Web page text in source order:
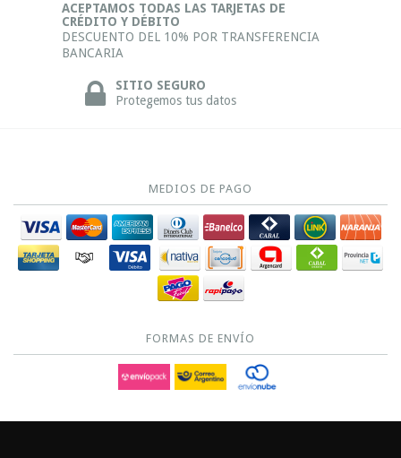
ACEPTAMOS TODAS LAS TARJETAS DE
CRÉDITO Y DÉBITO
DESCUENTO DEL 10% POR TRANSFERENCIA
BANCARIA
SITIO SEGURO
Protegemos tus datos
MEDIOS DE PAGO
FORMAS DE ENVÍO